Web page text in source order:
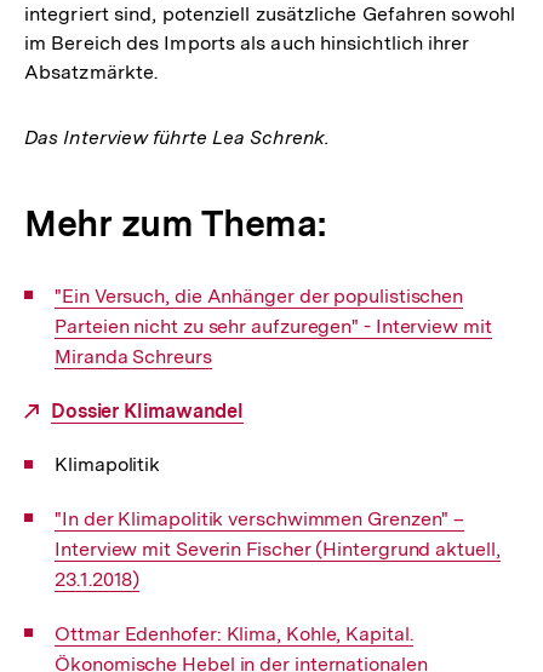
integriert sind, potenziell zusätzliche Gefahren sowohl
im Bereich des Imports als auch hinsichtlich ihrer
Absatzmärkte.
Das Interview führte Lea Schrenk.
Mehr zum Thema:
Interner
Link:
"Ein Versuch, die Anhänger der populistischen
Parteien nicht zu sehr aufzuregen" - Interview mit
Miranda Schreurs
Externer
Dossier Klimawandel
Klimapolitik
Interner
Link:
"In der Klimapolitik verschwimmen Grenzen" –
Interview mit Severin Fischer (Hintergrund aktuell,
23.1.2018)
Interner
Link:
Ottmar Edenhofer: Klima, Kohle, Kapital.
Ökonomische Hebel in der internationalen